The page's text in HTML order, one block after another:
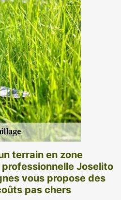
terrain en zone
professionnelle Joselito
vous propose des
pas chers